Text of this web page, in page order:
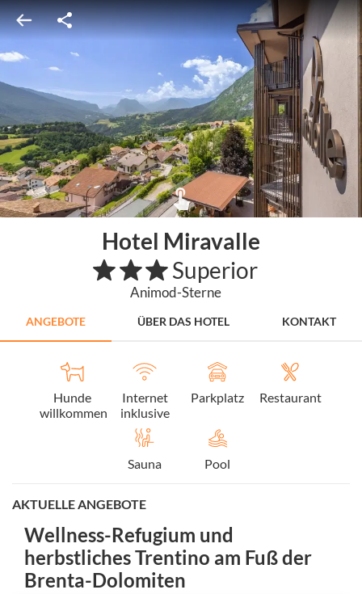
Hotel Miravalle
Superior
Animod-Sterne
ANGEBOTE ÜBER DAS HOTEL KONTAKT
Hunde
willkommen
Internet
inklusive
Parkplatz Restaurant
Sauna Pool
AKTUELLE ANGEBOTE
Wellness-Refugium und
herbstliches Trentino am Fuß der
Brenta-Dolomiten